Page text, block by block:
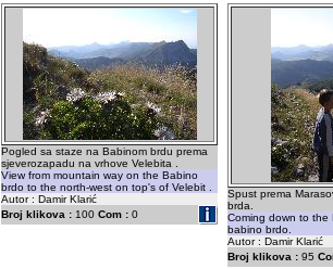
Pogled sa staze na Babinom brdu prema
sjeverozapadu na vrhove Velebita .
View from mountain way on the Babino
brdo to the north-west on top's of Velebit .
Autor : Damir Klarić
Broj klikova : 100 Com : 0
Spust prema
brda.
Coming down to the
babino brdo.
Autor : Damir Klarić
Broj klikova : 95